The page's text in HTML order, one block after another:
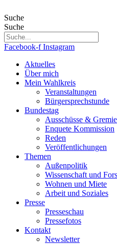
Inhalt
wechseln
Suche
Suche
Facebook-f Instagram
Aktuelles
Über mich
Mein Wahlkreis
Veranstaltungen
Bürgersprechstunde
Bundestag
Ausschüsse &
Enquete Kommission
Reden
Veröffentlichungen
Themen
Außenpolitik
Wissenschaft und
Wohnen und Miete
Arbeit und Soziales
Presse
Presseschau
Pressefotos
Kontakt
Newsletter